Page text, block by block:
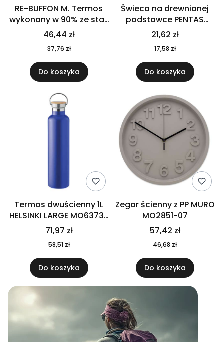
RE-BUFFON M. Termos
wykonany w 90% ze stali
nierdzewnej
pochodzącej z
recyklingu 520 ml 94294
46,44 zł
37,76 zł
Do koszyka
Świeca na drewnianej
podstawce PENTAS
MO6282-40
21,62 zł
17,58 zł
Do koszyka
Termos dwuścienny 1L
HELSINKI LARGE MO6373-
04
71,97 zł
58,51 zł
Do koszyka
Zegar ścienny z PP MURO
MO2851-07
57,42 zł
46,68 zł
Do koszyka